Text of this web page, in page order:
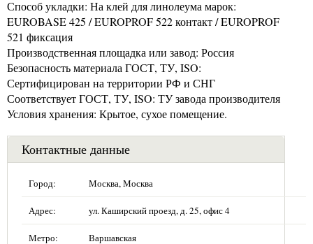
Способ укладки: На клей для линолеума марок:
EUROBASE 425 / EUROPROF 522 контакт / EUROPROF
521 фиксация
Производственная площадка или завод: Россия
Безопасность материала ГОСТ, ТУ, ISO:
Сертифицирован на территории РФ и СНГ
Соответствует ГОСТ, ТУ, ISO: ТУ завода производителя
Условия хранения: Крытое, сухое помещение.
Контактные данные
Город: Москва, Москва
Адрес: ул. Каширский проезд, д. 25, офис 4
Метро: Варшавская